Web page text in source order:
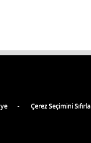
Çerez Seçimini Sıfırla